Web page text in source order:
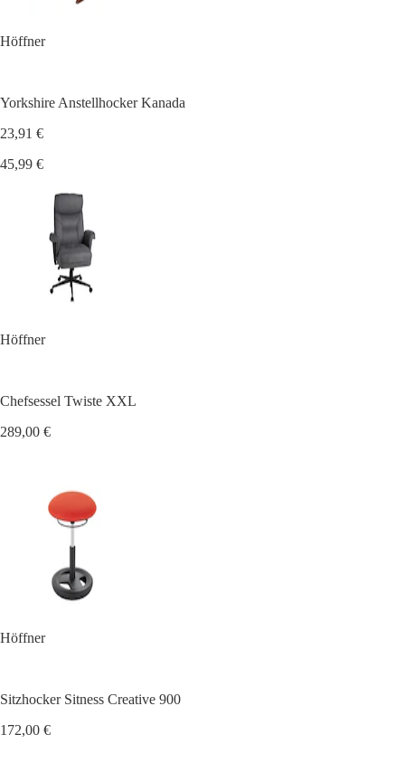
Höffner
Yorkshire Anstellhocker Kanada
23,91 €
45,99 €
Höffner
Chefsessel Twiste XXL
289,00 €
Höffner
Sitzhocker Sitness Creative 900
172,00 €